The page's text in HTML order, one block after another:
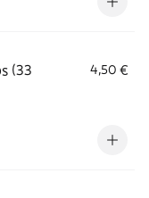
(33
4,50 €